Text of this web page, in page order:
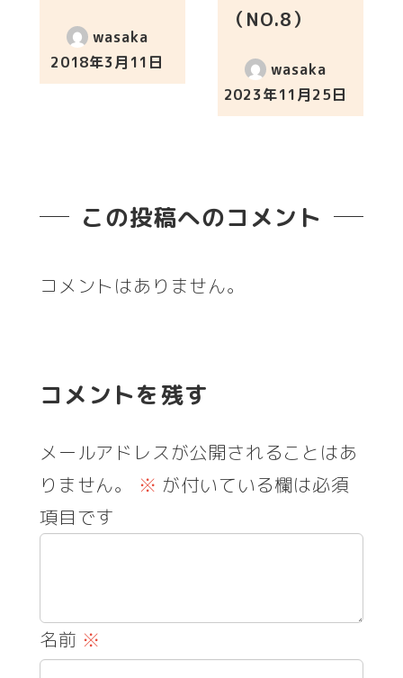
wasaka
投稿日
2018年3月11日
（NO.8）
wasaka
投稿日
2023年11月25日
この投稿へのコメント
コメントはありません。
コメントを残す
メールアドレスが公開されることはあ
りません。
※ が付いている欄は必須
項目です
名前 ※